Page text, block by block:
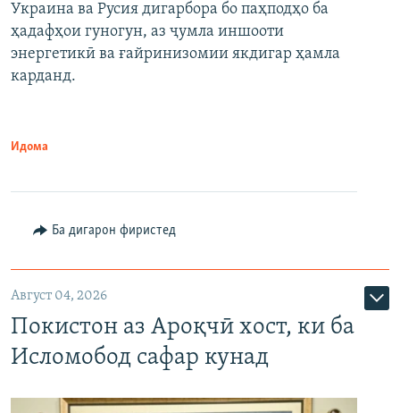
Украина ва Русия дигарбора бо паҳподҳо ба
ҳадафҳои гуногун, аз ҷумла иншооти
энергетикӣ ва ғайринизомии якдигар ҳамла
карданд.
Идома
Ба дигарон фиристед
Август 04, 2026
Покистон аз Ароқчӣ хост, ки ба
Исломобод сафар кунад